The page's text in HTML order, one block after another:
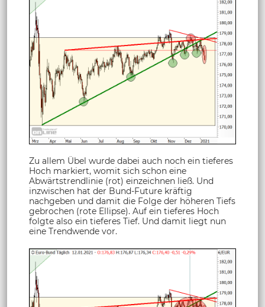
Zu allem Übel wurde dabei auch noch ein tieferes
Hoch markiert, womit sich schon eine
Abwärtstrendlinie (rot) einzeichnen ließ. Und
inzwischen hat der Bund-Future kräftig
nachgeben und damit die Folge der höheren Tiefs
gebrochen (rote Ellipse). Auf ein tieferes Hoch
folgte also ein tieferes Tief. Und damit liegt nun
eine Trendwende vor.